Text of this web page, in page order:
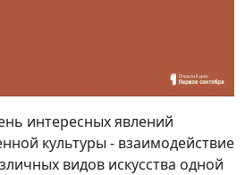
интересных явлений
культуры - взаимодействие
видов искусства одной